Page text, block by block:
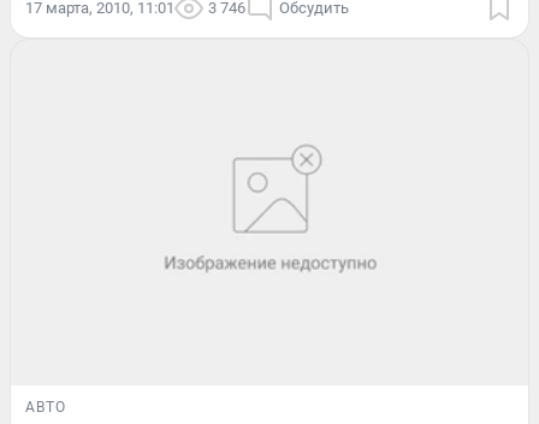
17 марта, 2010, 11:01 3 746 Обсудить
АВТО